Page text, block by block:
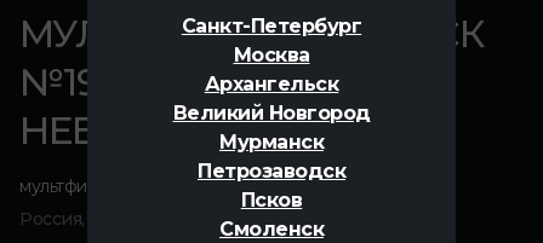
Санкт-Петербург
Москва
Архангельск
Великий Новгород
Мурманск
Петрозаводск
Псков
Смоленск
МУЛЬТ В КИНО. ВЫПУСК
№196. ЛЕТНИЕ
НЕБЫЛИЦЫ
мультфильм
Россия, 2026